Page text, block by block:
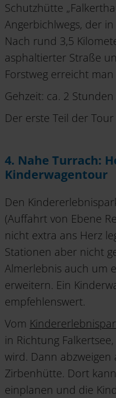
Schutzhütte
Angerbichlwegs, der
Nach rund 3,5
asphaltierter Straße
Forstweg erreicht
Gehzeit: ca. 2
Der erste Teil der
4. Nahe Turrach:
Kinderwagentour
Den
(Auffahrt von Ebene
nicht extra ans Herz
Stationen aber nicht
Almerlebnis auch um
erweitern. Ein
empfehlenswert.
Vom
in Richtung
wird. Dann abzweigen
Zirbenhütte. Dort
einplanen und die